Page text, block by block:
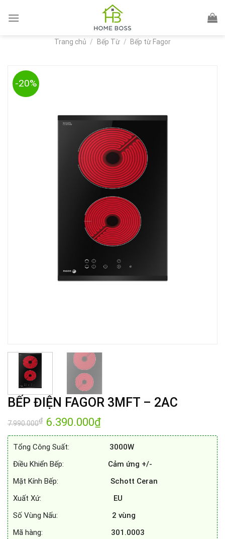
Trang chủ / Bếp Từ / Bếp từ Fagor
-20%
BẾP ĐIỆN FAGOR 3MFT – 2AC
7.990.000₫ Giá
gốc
là:
7.990.000₫.
6.390.000₫Giá
tại
6.390.000₫.
Tổng Công Suất:
3000W
Điều Khiển Bếp: Cảm ứng +/-
Mặt Kính Bếp: Schott Ceran
Xuất Xứ:
EU
Số Vùng Nấu: 2 vùng
Mã hàng: 301.0003